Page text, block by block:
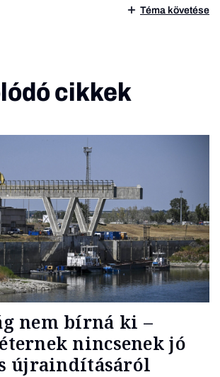
Téma követése
cikkek
nem bírná ki –
nincsenek jó
újraindításáról